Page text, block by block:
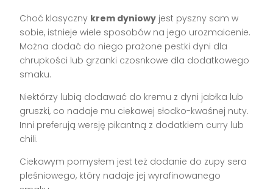
Choć klasyczny krem dyniowy jest pyszny sam w
sobie, istnieje wiele sposobów na jego urozmaicenie.
Można dodać do niego prażone pestki dyni dla
chrupkości lub grzanki czosnkowe dla dodatkowego
smaku.
Niektórzy lubią dodawać do kremu z dyni jabłka lub
gruszki, co nadaje mu ciekawej słodko-kwaśnej nuty.
Inni preferują wersję pikantną z dodatkiem curry lub
chili.
Ciekawym pomysłem jest też dodanie do zupy sera
pleśniowego, który nadaje jej wyrafinowanego